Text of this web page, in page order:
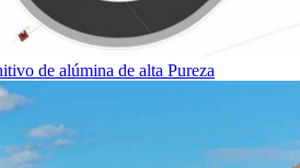
de alúmina de alta Pureza